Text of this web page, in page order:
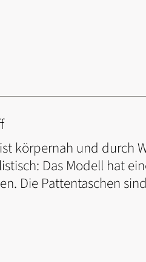
körpernah und durch
Das Modell hat
Die Pattentaschen